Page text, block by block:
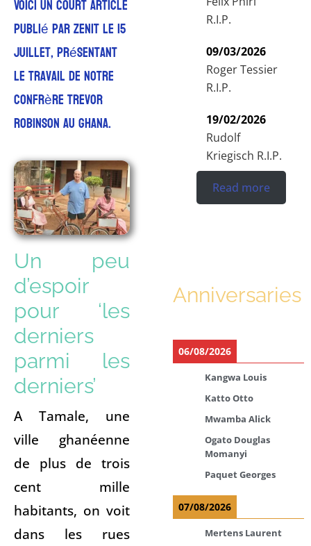
Voici un court article
publié par ZENIT le 15
juillet, présentant
le travail de notre
confrère Trevor
Robinson au Ghana.
Un peu
d’espoir
pour ‘les
derniers
parmi les
derniers’
A Tamale, une
ville ghanéenne
de plus de trois
cent mille
habitants, on voit
dans les rues
R.I.P.
09/03/2026
Roger Tessier
R.I.P.
19/02/2026
Rudolf
Kriegisch R.I.P.
Read more
Anniversaries
06/08/2026
Kangwa Louis
Katto Otto
Mwamba Alick
Ogato Douglas
Momanyi
Paquet Georges
07/08/2026
Mertens Laurent